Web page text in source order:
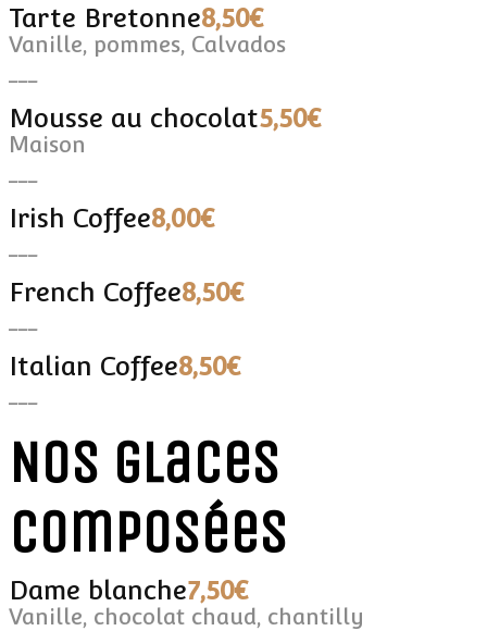
Tarte Bretonne8,50€
Vanille, pommes, Calvados
Mousse au chocolat5,50€
Maison
Irish Coffee8,00€
French Coffee8,50€
Italian Coffee8,50€
Nos glaces
composées
Dame blanche7,50€
Vanille, chocolat chaud, chantilly